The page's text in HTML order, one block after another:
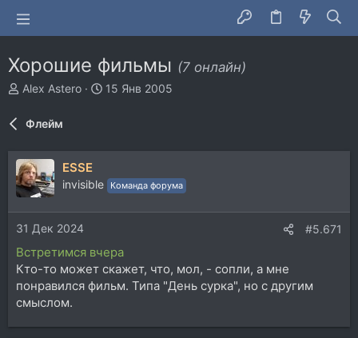
Хорошие фильмы (7 онлайн)
А
р
т
е
м
Alex Astero
Д
н
ч
а
15 Янв 2005
Флейм
ESSE
invisible Команда форума
31 Дек 2024 #5.671
Встретимся вчера
Кто-то может скажет, что, мол, - сопли, а мне
понравился фильм. Типа "День сурка", но с другим
смыслом.